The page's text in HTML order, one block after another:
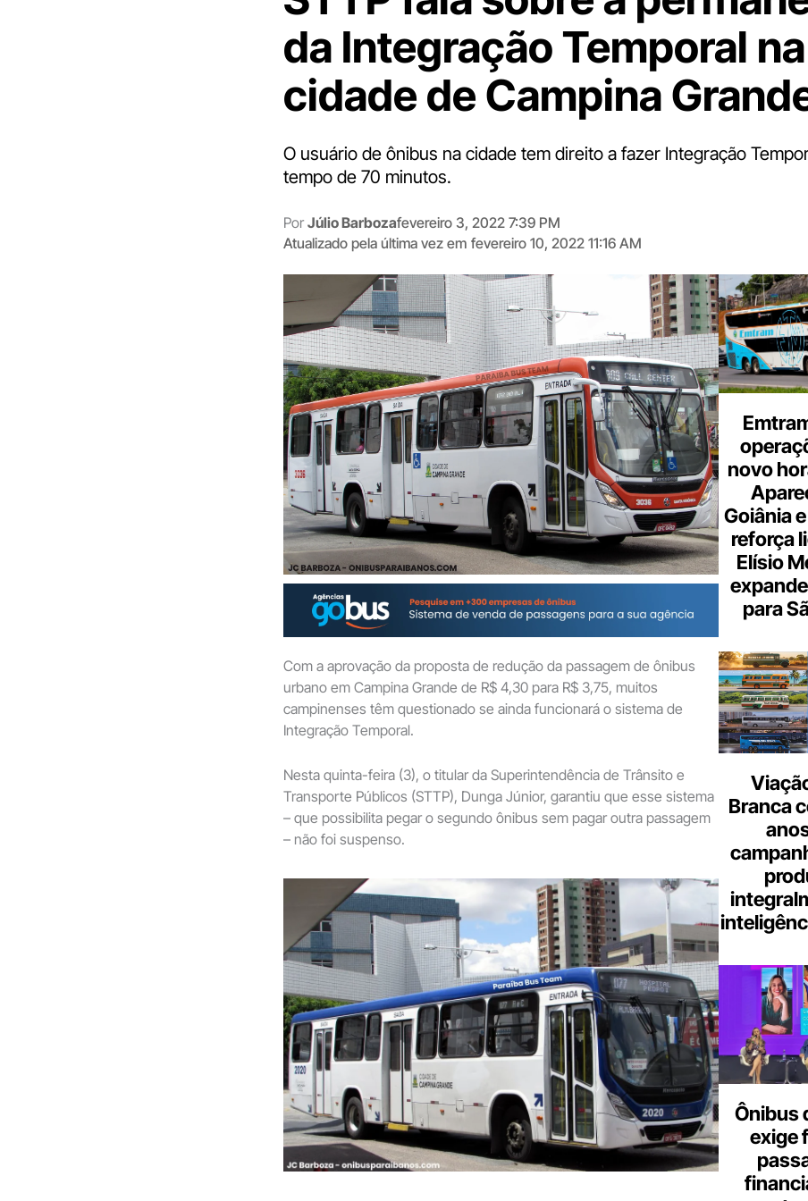
da Integração Temporal na
cidade de Campina
O usuário de ônibus na cidade tem direito a fazer Integração
tempo de 70 minutos.
Por Júlio Barbozafevereiro 3, 2022 7:39 PM
Atualizado pela última vez em fevereiro 10, 2022 11:16 AM
Com a aprovação da proposta de redução da passagem de ônibus
urbano em Campina Grande de R$ 4,30 para R$ 3,75, muitos
campinenses têm questionado se ainda funcionará o sistema de
Integração Temporal.
Nesta quinta-feira (3), o titular da Superintendência de Trânsito e
Transporte Públicos (STTP), Dunga Júnior, garantiu que esse sistema
– que possibilita pegar o segundo ônibus sem pagar outra passagem
– não foi suspenso.
novo
Goiânia
reforça
Elísio
para
Branca
Ônibus
exige
Digite
aqui
o
seu
e-
mail